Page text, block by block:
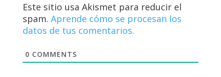
Este sitio usa Akismet para reducir el
spam. Aprende cómo se procesan los
datos de tus comentarios.
0 COMMENTS